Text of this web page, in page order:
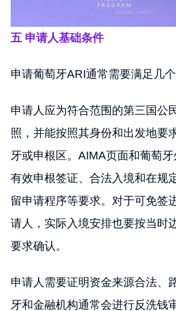
五 申请人基础条件
申请葡萄牙ARI通常需要满足几个
申请人应为符合范围的第三国公
照，并能按照其身份和出发地要
牙或申根区。AIMA页面和葡萄
有效申根签证、合法入境和在规
留申请程序等要求。对于可免签
请人，实际入境安排也要按当时
要求确认。
申请人需要证明资金来源合法、
牙和金融机构通常会进行反洗钱